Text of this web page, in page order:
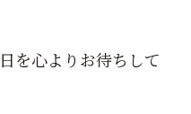
を心よりお待ちして